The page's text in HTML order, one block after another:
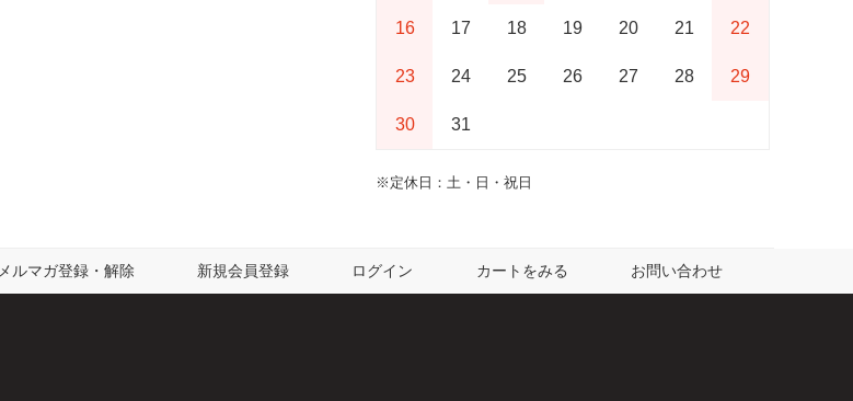
16 17 18 19 20 21 22
23 24 25 26 27 28 29
30 31
※定休日：土・日・祝日
メルマガ登録・解除 新規会員登録 ログイン カートをみる お問い合わせ